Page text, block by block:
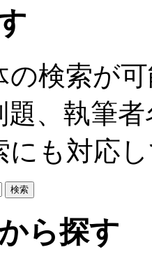
の検索が
題、執筆
にも対応
ら探す